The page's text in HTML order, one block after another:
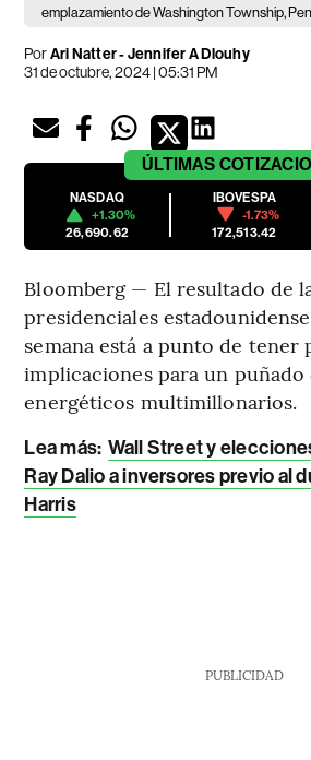
emplazamiento de Washington Township,
PorAri Natter - Jennifer A Dlouhy
31 de octubre, 2024 | 05:31 PM
ÚLTIMAS
NASDAQ
+1.30%
26,690.62
IBOVESPA
-1.73%
172,513.42
Bloomberg — El resultado de
presidenciales
semana está a punto de tener
implicaciones para un
energéticos multimillonarios.
Lea más: Wall Street y
Ray Dalio a inversores previo al
Harris
PUBLICIDAD